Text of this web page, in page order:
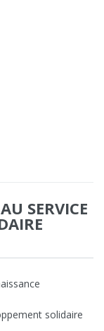
SERVICE
solidaire